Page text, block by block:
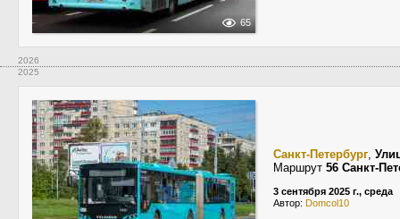
65
2026
2025
Санкт-Петербург,
Маршрут 56 Санкт-
3 сентября 2025 г., среда
Автор: Domcol10